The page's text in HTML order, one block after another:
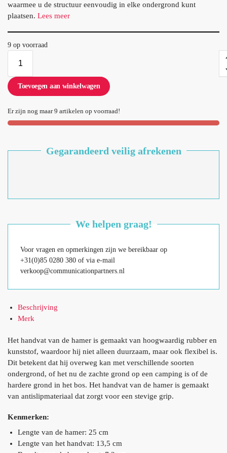
waarmee u de structuur eenvoudig in elke ondergrond kunt
plaatsen. Lees meer
9 op voorraad
Toevoegen aan winkelwagen
Er zijn nog maar 9 artikelen op voorraad!
Gegarandeerd veilig afrekenen
We helpen graag!
Voor vragen en opmerkingen zijn we bereikbaar op
+31(0)85 0280 380 of via e-mail
verkoop@communicationpartners.nl
Beschrijving
Merk
Het handvat van de hamer is gemaakt van hoogwaardig rubber en
kunststof, waardoor hij niet alleen duurzaam, maar ook flexibel is.
Dit betekent dat hij overweg kan met verschillende soorten
ondergrond, of het nu de zachte grond op een camping is of de
hardere grond in het bos. Het handvat van de hamer is gemaakt
van antislipmateriaal dat zorgt voor een stevige grip.
Kenmerken:
Lengte van de hamer: 25 cm
Lengte van het handvat: 13,5 cm